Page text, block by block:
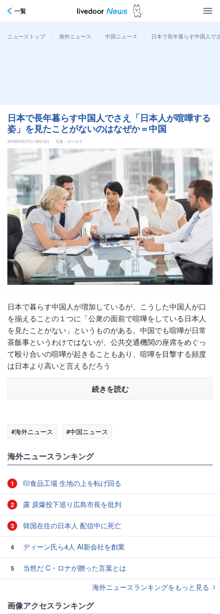
一覧
ニューストップ > 海外ニュース > 中国ニュース > 日本で長年暮らす中国人で
日本で長年暮らす中国人でさえ「日本人が喧嘩する
姿」を見たことがないのはなぜか＝中国
2018年9月27日 12時12分 写真：サーチナ
日本で暮らす中国人が増加しているが、こうした中国人が口
を揃えることの１つに「公衆の面前で喧嘩をしている日本人
を見たことがない」というものがある。中国でも喧嘩が日常
茶飯事というわけではないが、公共交通機関の座席をめぐっ
て殴り合いの喧嘩が起きることもあり、喧嘩を目撃する頻度
は日本より高いと言えるだろう
続きを読む
#海外ニュース #中国ニュース
海外ニュースランキング
1 印食品工場 生地の上を転げ回る
2 露 原爆投下巡り広島市長を批判
3 韓国在住の日本人 配信中に死亡
4 ディーン氏ら4人 AI新会社を創業
5
当然だ C・ロナが贈った言葉とは
海外ニュースランキングをもっと見る
画像アクセスランキング